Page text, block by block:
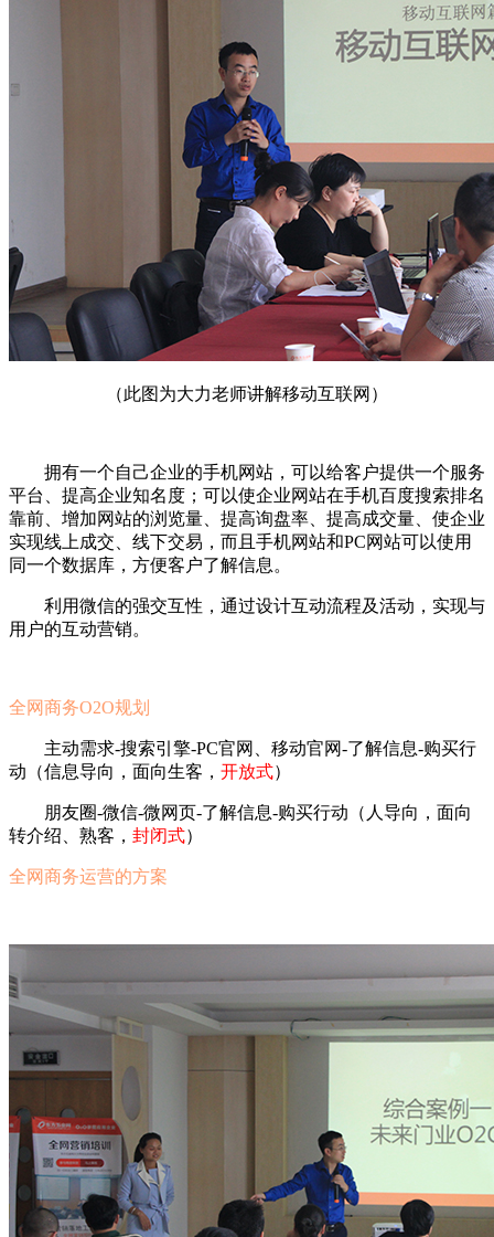
（此图为大力老师讲解移动互联网）
拥有一个自己企业的手机网站，可以给客户提供一个服务
平台、提高企业知名度；可以使企业网站在手机百度搜索排名
靠前、增加网站的浏览量、提高询盘率、提高成交量、使企业
实现线上成交、线下交易，而且手机网站和PC网站可以使用
同一个数据库，方便客户了解信息。
利用微信的强交互性，通过设计互动流程及活动，实现与
用户的互动营销。
全网商务O2O规划
主动需求-搜索引擎-PC官网、移动官网-了解信息-购买行
动（信息导向，面向生客， 开放式）
朋友圈-微信-微网页-了解信息-购买行动（人导向，面向
转介绍、熟客， 封闭式）
全网商务运营的方案